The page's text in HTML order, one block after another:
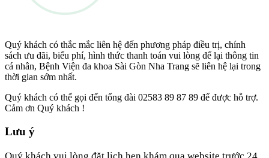
Quý khách có thắc mắc liên hệ đến phương pháp điều trị, chính
sách ưu đãi, biểu phí, hình thức thanh toán vui lòng để lại thông tin
cá nhân, Bệnh Viện đa khoa Sài Gòn Nha Trang sẽ liên hệ lại trong
thời gian sớm nhất.
Quý khách có thể gọi đến tổng đài 02583 89 87 89 để được hỗ trợ.
Cảm ơn Quý khách !
Lưu ý
Quý khách vui lòng đặt lịch hẹn khám qua website trước 24